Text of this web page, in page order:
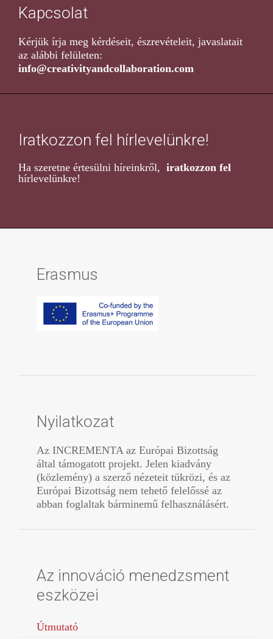
Kapcsolat
Kérjük írja meg kérdéseit, észrevételeit, javaslatait
az alábbi felületen:
info@creativityandcollaboration.com
Iratkozzon fel hírlevelünkre!
Ha szeretne értesülni híreinkről, iratkozzon fel
hírlevelünkre!
Erasmus
Nyilatkozat
Az INCREMENTA az Európai Bizottság
által támogatott projekt. Jelen kiadvány
(közlemény) a szerző nézeteit tükrözi, és az
Európai Bizottság nem tehető felelőssé az
abban foglaltak bárminemű felhasználásért.
Az innováció menedzsment
eszközei
Útmutató